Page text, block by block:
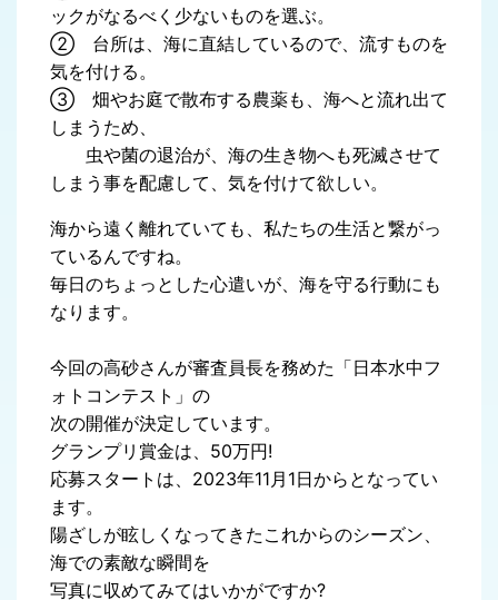
ックがなるべく少ないものを選ぶ。
② 台所は、海に直結しているので、流すものを
気を付ける。
③ 畑やお庭で散布する農薬も、海へと流れ出て
しまうため、
虫や菌の退治が、海の生き物へも死滅させて
しまう事を配慮して、気を付けて欲しい。
海から遠く離れていても、私たちの生活と繋がっ
ているんですね。
毎日のちょっとした心遣いが、海を守る行動にも
なります。
今回の高砂さんが審査員長を務めた「日本水中フ
ォトコンテスト」の
次の開催が決定しています。
グランプリ賞金は、50万円!
応募スタートは、2023年11月1日からとなってい
ます。
陽ざしが眩しくなってきたこれからのシーズン、
海での素敵な瞬間を
写真に収めてみてはいかがですか?